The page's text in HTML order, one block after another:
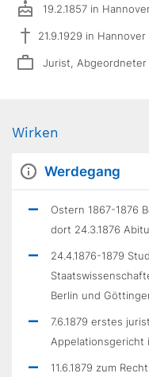
19.2.1857 in
21.9.1929 in Hannover
Jurist, Abgeordneter
Wirken
Werdegang
Ostern 1867-1876
dort 24.3.1876
24.4.1876-1879
Berlin und
7.6.1879 erstes
Appelationsgericht
11.6.1879 zum